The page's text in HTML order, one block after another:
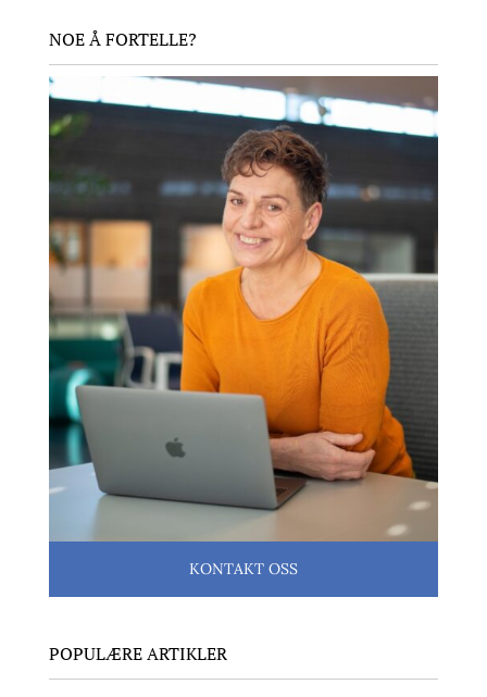
NOE Å FORTELLE?
KONTAKT OSS
POPULÆRE ARTIKLER